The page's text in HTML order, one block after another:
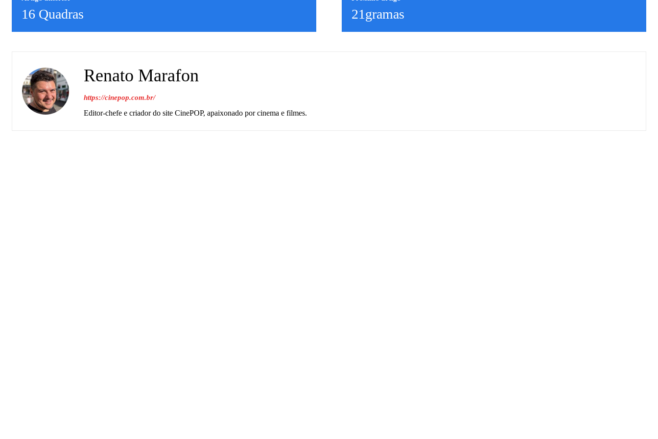
16 Quadras 21gramas
Renato Marafon
https://cinepop.com.br/
Editor-chefe e criador do site CinePOP, apaixonado por cinema e filmes.